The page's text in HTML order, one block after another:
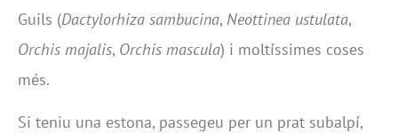
Guils (Dactylorhiza sambucina, Neottinea ustulata,
Orchis majalis, Orchis mascula) i moltíssimes coses
més.
Si teniu una estona, passegeu per un prat subalpí,